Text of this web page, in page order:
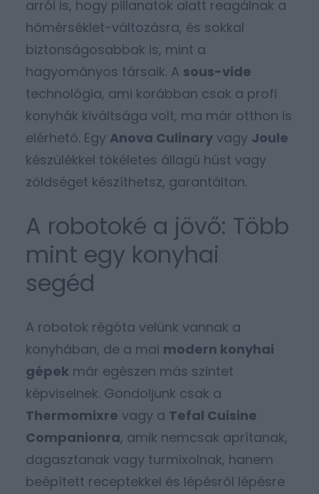
arról is, hogy pillanatok alatt reagálnak a
hőmérséklet-változásra, és sokkal
biztonságosabbak is, mint a
hagyományos társaik. A sous-vide
technológia, ami korábban csak a profi
konyhák kiváltsága volt, ma már otthon is
elérhető. Egy Anova Culinary vagy Joule
készülékkel tökéletes állagú húst vagy
zöldséget készíthetsz, garantáltan.
A robotoké a jövő: Több
mint egy konyhai
segéd
A robotok régóta velünk vannak a
konyhában, de a mai modern konyhai
gépek már egészen más szintet
képviselnek. Gondoljunk csak a
Thermomixre vagy a Tefal Cuisine
Companionra, amik nemcsak aprítanak,
dagasztanak vagy turmixolnak, hanem
beépített receptekkel és lépésről lépésre